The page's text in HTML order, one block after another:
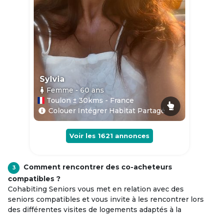
Sylvia
Femme - 60ans
Toulon ± 30kms - France
Colouer Intégrer Habitat Partagé
Voir les 1621 annonces
3
Comment rencontrer des co-acheteurs
compatibles ?
Cohabiting Seniors vous met en relation avec des
seniors compatibles et vous invite à les rencontrer lors
des différentes visites de logements adaptés à la